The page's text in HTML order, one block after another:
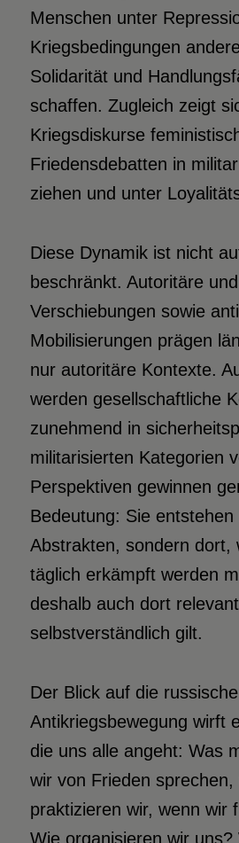
Menschen unter
Kriegsbedingungen
Solidarität und
schaffen. Zugleich zeigt
Kriegsdiskurse
Friedensdebatten in
ziehen und unter
Diese Dynamik ist nicht
beschränkt. Autoritäre
Verschiebungen sowie
Mobilisierungen prägen
nur autoritäre Kontexte.
werden gesellschaftliche
zunehmend in
militarisierten Kategorien
Perspektiven gewinnen
Bedeutung: Sie entstehen
Abstrakten, sondern dort,
täglich erkämpft werden
deshalb auch dort
selbstverständlich gilt.
Der Blick auf die
Antikriegsbewegung wirft
die uns alle angeht: Was
wir von Frieden sprechen,
praktizieren wir, wenn wir
Wie organisieren wir uns?